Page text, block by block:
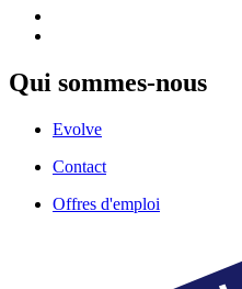
Qui sommes-nous
Evolve
Contact
Offres d'emploi